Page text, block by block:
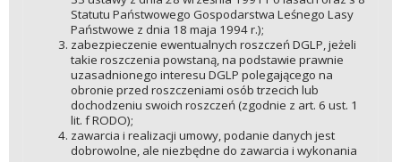
Statutu Państwowego Gospodarstwa Leśnego Lasy
Państwowe z dnia 18 maja 1994 r.);
zabezpieczenie ewentualnych roszczeń DGLP, jeżeli
takie roszczenia powstaną, na podstawie prawnie
uzasadnionego interesu DGLP polegającego na
obronie przed roszczeniami osób trzecich lub
dochodzeniu swoich roszczeń (zgodnie z art. 6 ust. 1
lit. f RODO);
zawarcia i realizacji umowy, podanie danych jest
dobrowolne, ale niezbędne do zawarcia i wykonania